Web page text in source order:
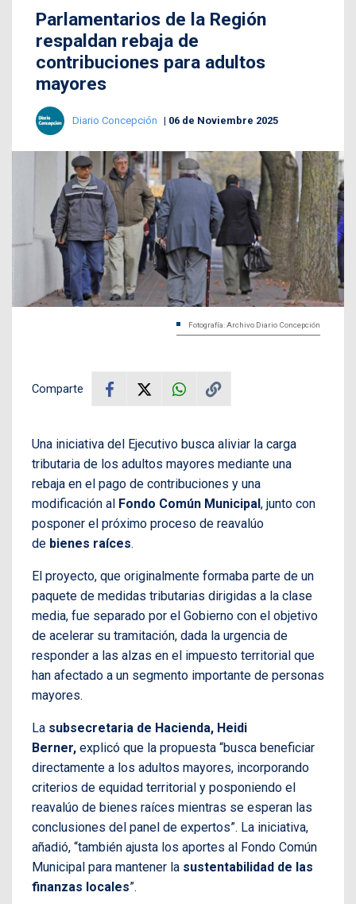
Parlamentarios de la Región
respaldan rebaja de
contribuciones para adultos
mayores
Diario Concepción 06 de Noviembre 2025
Fotografía: Archivo Diario Concepción
Comparte
Una iniciativa del Ejecutivo busca aliviar la carga
tributaria de los adultos mayores mediante una
rebaja en el pago de contribuciones y una
modificación al Fondo Común Municipal , junto con
posponer el próximo proceso de reavalúo
de bienes raíces.
El proyecto, que originalmente formaba parte de un
paquete de medidas tributarias dirigidas a la clase
media, fue separado por el Gobierno con el objetivo
de acelerar su tramitación, dada la urgencia de
responder a las alzas en el impuesto territorial que
han afectado a un segmento importante de personas
mayores.
La subsecretaria de Hacienda, Heidi
Berner, explicó que la propuesta “busca beneficiar
directamente a los adultos mayores, incorporando
criterios de equidad territorial y posponiendo el
reavalúo de bienes raíces mientras se esperan las
conclusiones del panel de expertos”. La iniciativa,
añadió, “también ajusta los aportes al Fondo Común
Municipal para mantener la sustentabilidad de las
finanzas locales”.